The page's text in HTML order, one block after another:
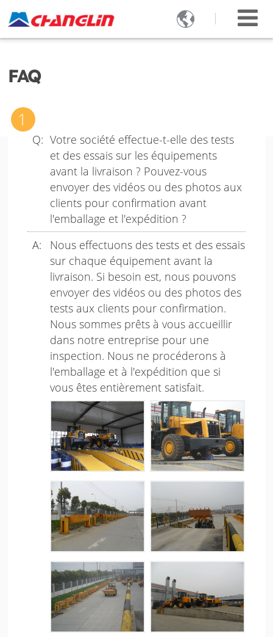

FAQ
Votre société effectue-t-elle des tests
et des essais sur les équipements
avant la livraison ? Pouvez-vous
envoyer des vidéos ou des photos aux
clients pour confirmation avant
l'emballage et l'expédition ?
Nous effectuons des tests et des essais
sur chaque équipement avant la
livraison. Si besoin est, nous pouvons
envoyer des vidéos ou des photos des
tests aux clients pour confirmation.
Nous sommes prêts à vous accueillir
dans notre entreprise pour une
inspection. Nous ne procéderons à
l'emballage et à l'expédition que si
vous êtes entièrement satisfait.